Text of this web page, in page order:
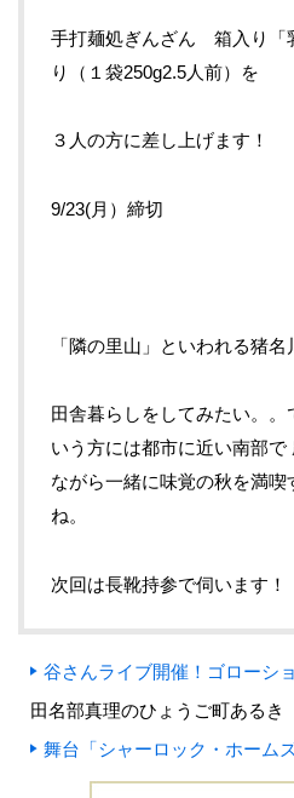
手打麺処ぎんざん 箱入り「
り（１袋250g2.5人前）を
３人の方に差し上げます！
9/23(月）締切
「隣の里山」といわれる猪名
田舎暮らしをしてみたい。。
いう方には都市に近い南部で
ながら一緒に味覚の秋を満喫
ね。
次回は長靴持参で伺います！
谷さんライブ開催！ゴローシ
田名部真理のひょうご町あるき
舞台「シャーロック・ホーム